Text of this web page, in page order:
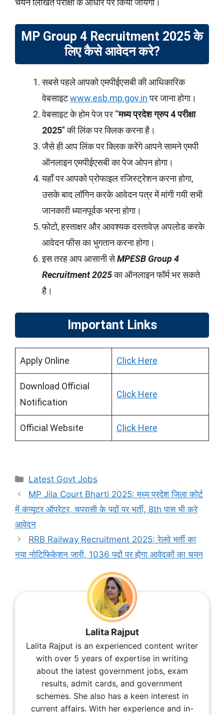
चयन लिखित परीक्षा के आधार पर किया जायेगा।
MP Group 4 Recruitment 2025के
लिए कैसे आवेदन करे?
सबसे पहले आपको एमपीईएसबी की आधिकारिक
वेबसाइटwww.esb.mp.gov.inपर जाना होगा।
वेबसाइट के होम पेज पर “मध्य प्रदेश ग्रुप 4 परीक्षा
2025” की लिंक पर क्लिक करना है।
जैसे ही आप लिंक पर क्लिक करेंगे आपने सामने एमपी
ऑनलाइन एमपीईएसबी का पेज ओपन होगा।
यहाँ पर आपको प्रोफाइल रजिस्ट्रेशन करना होगा,
उसके बाद लॉगिन करके आवेदन पत्र में मांगी गयी सभी
जानकारी ध्यानपूर्वक भरना होगा।
फोटो, हस्ताक्षर और आवश्यक दस्तावेज़ अपलोड करके
आवेदन फीस का भुगतान करना होगा।
इस तरह आप आसानी सेMPESB Group 4
Recruitment 2025का ऑनलाइन फॉर्म भर सकते
है।
Important Links
Apply Online Click Here
Download Official
Notification
Click Here
Official Website Click Here
Categories
Latest Govt Jobs
MP Jila Court Bharti 2025: मध्य प्रदेश जिला कोर्ट
में कंप्यूटर ऑपरेटर, चपरासी के पदों पर भर्ती, 8th पास भी करे
आवेदन
RRB Railway Recruitment 2025: रेलवे भर्ती का
नया नोटिफिकेशन जारी, 1036 पदों पर होगा आवेदकों का चयन
Lalita Rajput
Lalita Rajput is an experienced content writer
with over 5 years of expertise in writing
about the latest government jobs, exam
results, admit cards, and government
schemes. She also has a keen interest in
current affairs. With her experience and in-